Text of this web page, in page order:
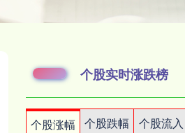
个股实时涨跌榜
个股涨幅 个股跌幅 个股流入